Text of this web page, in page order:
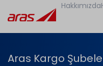
Hakkımızda
Aras Kargo